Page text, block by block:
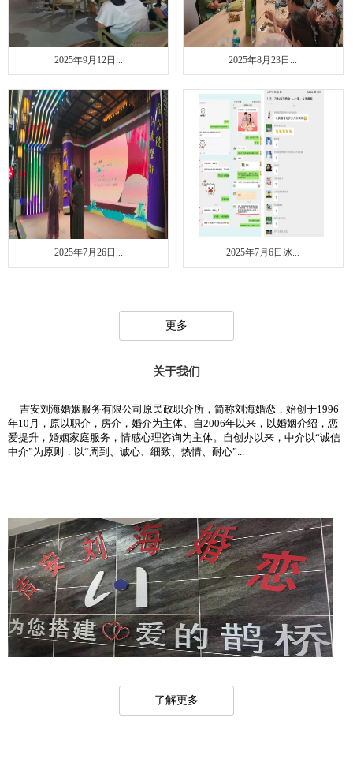
2025年9月12日... 2025年8月23日...
2025年7月26日... 2025年7月6日冰...
更多
关于我们
吉安刘海婚姻服务有限公司原民政职介所，简称刘海婚恋，始创于1996
年10月，原以职介，房介，婚介为主体。自2006年以来，以婚姻介绍，恋
爱提升，婚姻家庭服务，情感心理咨询为主体。自创办以来，中介以“诚信
中介”为原则，以“周到、诚心、细致、热情、耐心”...
了解更多